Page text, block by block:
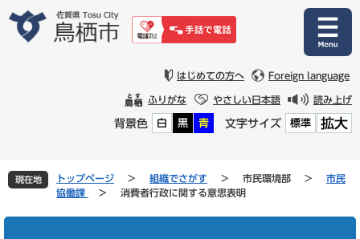
文
はじめての方へ Foreign language
ふりがな やさしい日本語 読み上げ
背景色 白 黒 青 文字サイズ 標準 拡大
現在地 トップページ > 組織でさがす > 市民環境部 >
市民
協働課
> 消費者行政に関する意思表明